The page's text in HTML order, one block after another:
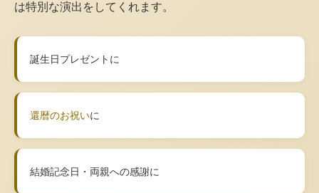
は特別な演出をしてくれます。
誕生日プレゼントに
還暦のお祝いに
結婚記念日・両親への感謝に